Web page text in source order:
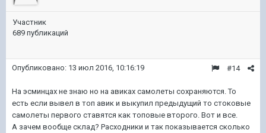
Участник
689 публикаций
#14
Опубликовано: 13 июл 2016, 10:16:19
На эсминцах не знаю но на авиках самолеты сохраняются. То
есть если вывел в топ авик и выкупил предыдущий то стоковые
самолеты первого ставятся как топовые второго. Вот и все.
А зачем вообще склад? Расходники и так показывается сколько